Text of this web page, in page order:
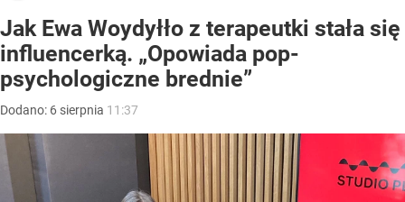
Jak Ewa Woydyłło z terapeutki stała się
influencerką. „Opowiada pop-
psychologiczne brednie”
Dodano: 6 sierpnia 11:37